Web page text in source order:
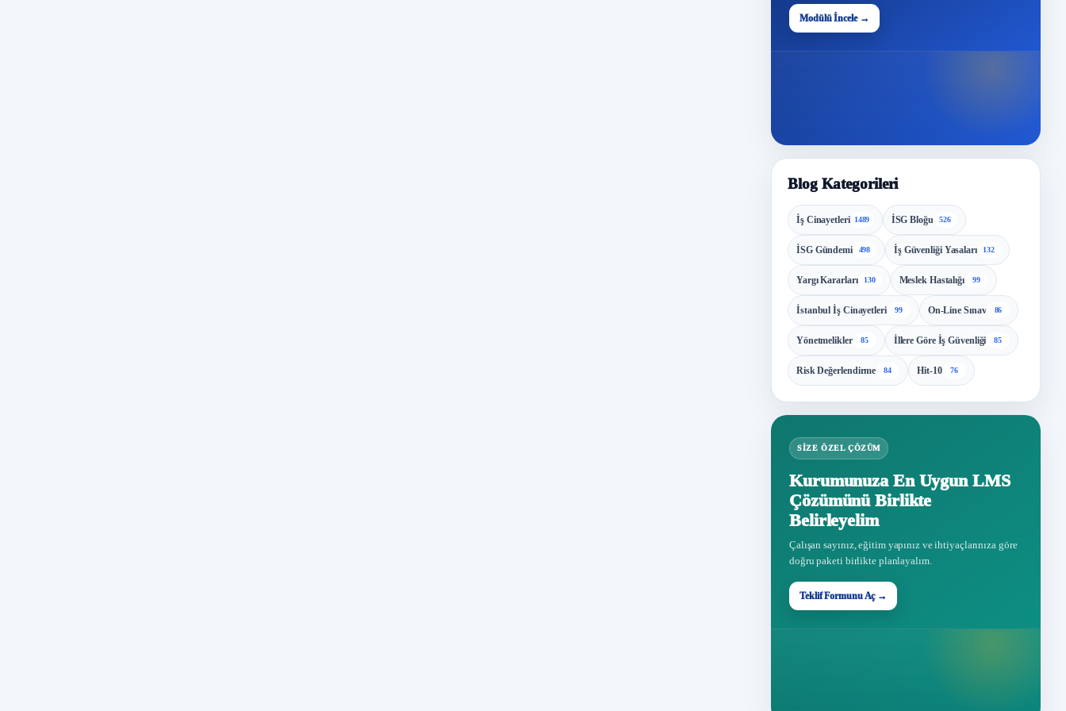
Modülü İncele →
48
Modül
Blog Kategorileri
İş Cinayetleri 1489 İSG Bloğu 526
İSG Gündemi 498 İş Güvenliği Yasaları 132
Yargı Kararları 130 Meslek Hastalığı 99
İstanbul İş Cinayetleri 99 On-Line Sınav 86
Yönetmelikler 85 İllere Göre İş Güvenliği 85
Risk Değerlendirme 84 Hit-10 76
SIZE ÖZEL ÇÖZÜM
Kurumunuza En Uygun LMS
Çözümünü Birlikte
Belirleyelim
Çalışan sayınız, eğitim yapınız ve ihtiyaçlarınıza göre
doğru paketi birlikte planlayalım.
Teklif Formunu Aç →
Teklif